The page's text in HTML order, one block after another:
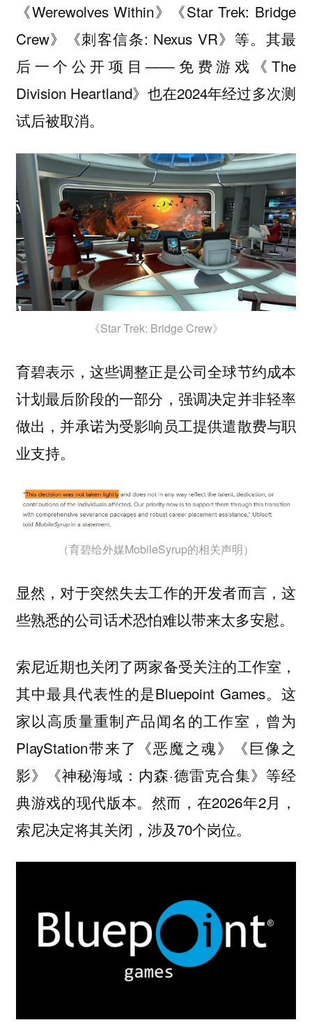
《Werewolves Within》《Star Trek: Bridge
Crew》《刺客信条: Nexus VR》等。其最
后一个公开项目——免费游戏《The
Division Heartland》也在2024年经过多次测
试后被取消。
《Star Trek: Bridge Crew》
育碧表示，这些调整正是公司全球节约成本
计划最后阶段的一部分，强调决定并非轻率
做出，并承诺为受影响员工提供遣散费与职
业支持。
（育碧给外媒MobileSyrup的相关声明）
显然，对于突然失去工作的开发者而言，这
些熟悉的公司话术恐怕难以带来太多安慰。
索尼近期也关闭了两家备受关注的工作室，
其中最具代表性的是Bluepoint Games。这
家以高质量重制产品闻名的工作室，曾为
PlayStation带来了《恶魔之魂》《巨像之
影》《神秘海域：内森·德雷克合集》等经
典游戏的现代版本。然而，在2026年2月，
索尼决定将其关闭，涉及70个岗位。